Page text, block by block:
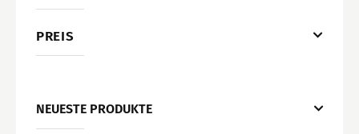
PREIS
NEUESTE PRODUKTE